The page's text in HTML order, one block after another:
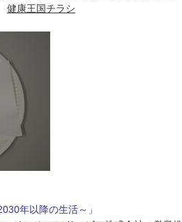
健康王国チラシ
年以降の生活～」